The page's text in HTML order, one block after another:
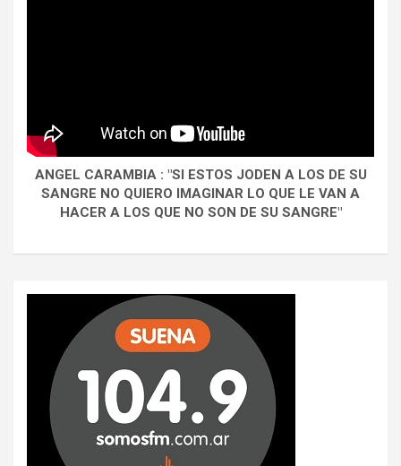
ANGEL CARAMBIA : "SI ESTOS JODEN A LOS DE SU
SANGRE NO QUIERO IMAGINAR LO QUE LE VAN A
HACER A LOS QUE NO SON DE SU SANGRE"